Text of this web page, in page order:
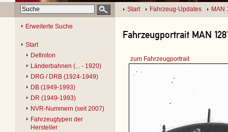
Start Fahrzeug-Updates MAN
Erweiterte Suche
Start
Definiton
Länderbahnen (... - 1920)
DRG / DRB (1924-1949)
DB (1949-1993)
DR (1949-1993)
NVR-Nummern (seit 2007)
Fahrzeugtypen der
Hersteller
Fahrzeugportrait MAN
zum Fahrzeugportrait